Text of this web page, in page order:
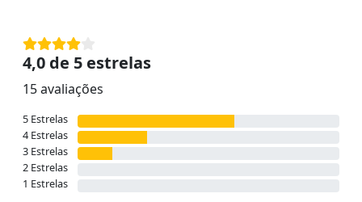
4,0 de 5 estrelas
15 avaliações
5 Estrelas
4 Estrelas
3 Estrelas
2 Estrelas
1 Estrelas